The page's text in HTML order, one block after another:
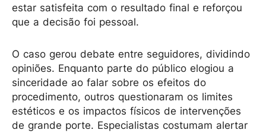
estar satisfeita com o resultado final e reforçou
que a decisão foi pessoal.
O caso gerou debate entre seguidores, dividindo
opiniões. Enquanto parte do público elogiou a
sinceridade ao falar sobre os efeitos do
procedimento, outros questionaram os limites
estéticos e os impactos físicos de intervenções
de grande porte. Especialistas costumam alertar